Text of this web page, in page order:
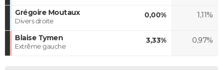
Grégoire Moutaux
Divers droite
0,00% 1,11%
Blaise Tymen
Extrême gauche
3,33% 0,97%